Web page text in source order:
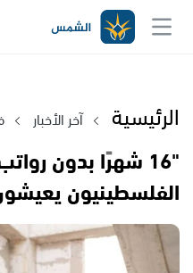
الرئيسية آخر الأخبار
"16 شهرًا بدون
الفلسطينيون